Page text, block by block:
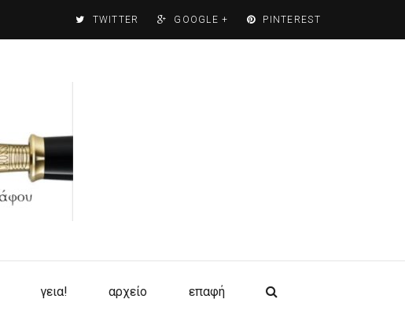
TWITTER GOOGLE + PINTEREST
γεια! αρχείο επαφή